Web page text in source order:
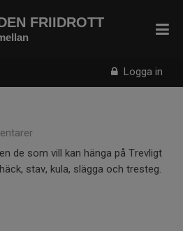
Logga in
FRIIDROTT
de som vill kan hänga på Trevligt
stav, kula, slägga och tresteg.